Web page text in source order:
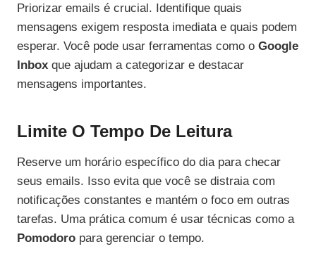
Priorizar emails é crucial. Identifique quais
mensagens exigem resposta imediata e quais podem
esperar. Você pode usar ferramentas como o Google
Inbox que ajudam a categorizar e destacar
mensagens importantes.
Limite O Tempo De Leitura
Reserve um horário específico do dia para checar
seus emails. Isso evita que você se distraia com
notificações constantes e mantém o foco em outras
tarefas. Uma prática comum é usar técnicas como a
Pomodoro para gerenciar o tempo.